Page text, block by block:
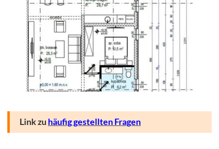
Link zu häufig gestellten Fragen